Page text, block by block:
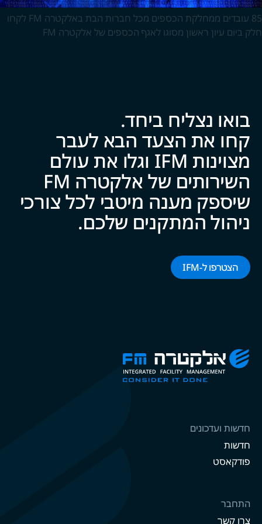
85 עובדים ממחלקת הכספים מכל חברות הבת באלקטרה FM לקחו
חלק ביום עיון ראשון מסוגו לאגף הכספים של אלקטרה FM
בואו נצליח ביח‍‍ד.
קחו את הצעד הבא לעבר
מצוינות IFM וגלו את עולם
השירותים של אלקטרה FM
שיספק מענה מיטבי לכל צ‍‍ו‍‍רכי
ניהול המתקנים של‍‍כם.
הצטרפו ל-‌‌IFM‌‌
חדשות ועדכונים
חדשות
פודקאסט
התחבר
צרו קשר